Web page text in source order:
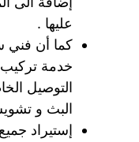
عليها .
كما أن فني
خدمة
التوصيل
البث و
إستيراد